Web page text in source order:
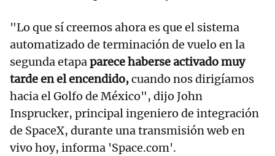
"Lo que sí creemos ahora es que el sistema
automatizado de terminación de vuelo en la
segunda etapaparece haberse activado muy
tarde en el encendido,cuando nos dirigíamos
hacia el Golfo de México", dijo John
Insprucker, principal ingeniero de integración
de SpaceX, durante una transmisión web en
vivo hoy, informa 'Space.com'.